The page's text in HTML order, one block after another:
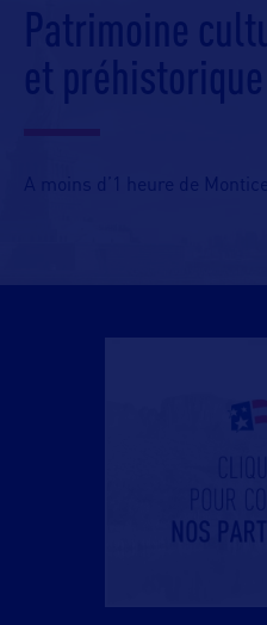
Patrimoine
et préhistorique
A moins d’1 heure de